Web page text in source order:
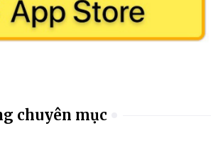
chuyên mục